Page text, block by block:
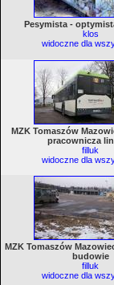
Pesymista -
klos
widoczne dla
MZK Tomaszów
pracownicza
filluk
widoczne dla
MZK Tomaszów
budowie
filluk
widoczne dla